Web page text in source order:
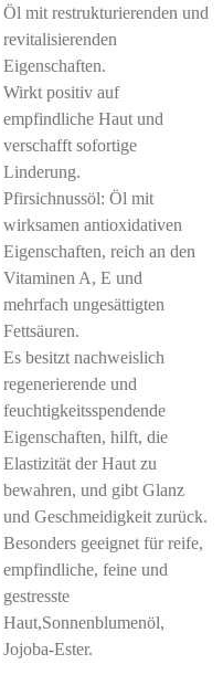
Öl mit restrukturierenden und
revitalisierenden
Eigenschaften.
Wirkt positiv auf
empfindliche Haut und
verschafft sofortige
Linderung.
Pfirsichnussöl: Öl mit
wirksamen antioxidativen
Eigenschaften, reich an den
Vitaminen A, E und
mehrfach ungesättigten
Fettsäuren.
Es besitzt nachweislich
regenerierende und
feuchtigkeitsspendende
Eigenschaften, hilft, die
Elastizität der Haut zu
bewahren, und gibt Glanz
und Geschmeidigkeit zurück.
Besonders geeignet für reife,
empfindliche, feine und
gestresste
Haut,Sonnenblumenöl,
Jojoba-Ester.